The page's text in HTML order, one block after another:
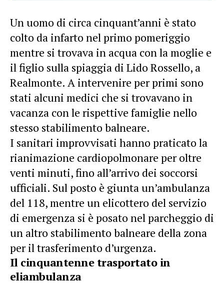
Un uomo di circa cinquant’anni è stato
colto da infarto nel primo pomeriggio
mentre si trovava in acqua con la moglie e
il figlio sulla spiaggia di Lido Rossello, a
Realmonte. A intervenire per primi sono
stati alcuni medici che si trovavano in
vacanza con le rispettive famiglie nello
stesso stabilimento balneare.
I sanitari improvvisati hanno praticato la
rianimazione cardiopolmonare per oltre
venti minuti, fino all’arrivo dei soccorsi
ufficiali. Sul posto è giunta un’ambulanza
del 118, mentre un elicottero del servizio
di emergenza si è posato nel parcheggio di
un altro stabilimento balneare della zona
per il trasferimento d’urgenza.
Il cinquantenne trasportato in
eliambulanza